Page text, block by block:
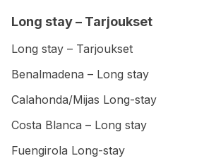
Long stay – Tarjoukset
Long stay – Tarjoukset
Benalmadena – Long stay
Calahonda/Mijas Long-stay
Costa Blanca – Long stay
Fuengirola Long-stay